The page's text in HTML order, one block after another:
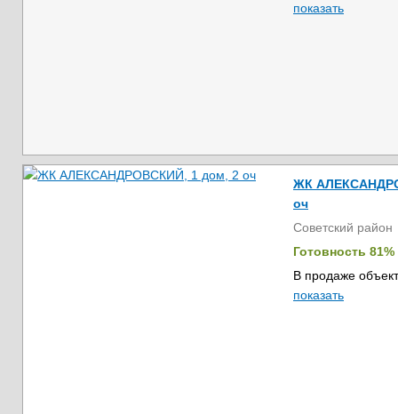
показать
ЖК
оч
Советский район
Готовность 81%
В продаже
показать